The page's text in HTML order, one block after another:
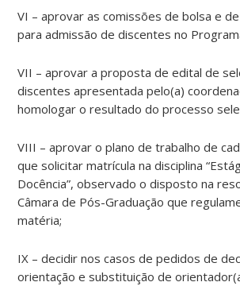
VI – aprovar as comissões de bolsa e
para admissão de discentes no
VII – aprovar a proposta de edital de
discentes apresentada pelo(a)
homologar o resultado do processo
VIII – aprovar o plano de trabalho de
que solicitar matrícula na disciplina
Docência”, observado o disposto na
Câmara de Pós-Graduação que
matéria;
IX – decidir nos casos de pedidos de
orientação e substituição de